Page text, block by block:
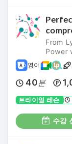
From
Power
영어
40분
트라이얼 레슨
수강